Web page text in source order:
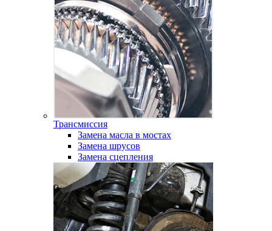
Трансмиссия
Замена масла в мостах
Замена шрусов
Замена сцепления